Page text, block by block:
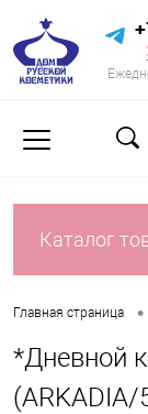
Каталог
Главная страница •
*Дневной